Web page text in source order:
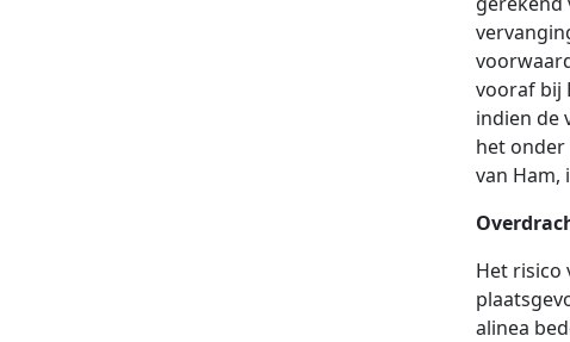
vooraf bij
indien de
het onder
van Ham,
Het risico
alinea